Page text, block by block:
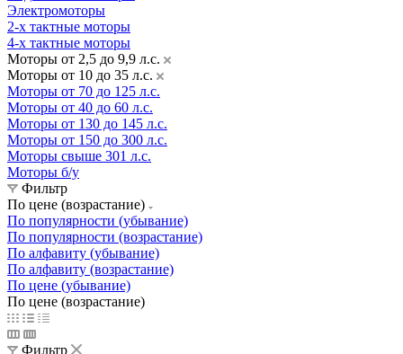
Электромоторы
2-х тактные моторы
4-х тактные моторы
Моторы от 2,5 до 9,9 л.с.
Моторы от 10 до 35 л.с.
Моторы от 70 до 125 л.с.
Моторы от 40 до 60 л.с.
Моторы от 130 до 145 л.с.
Моторы от 150 до 300 л.с.
Моторы свыше 301 л.с.
Моторы б/у
Фильтр
По цене (возрастание)
По популярности (убывание)
По популярности (возрастание)
По алфавиту (убывание)
По алфавиту (возрастание)
По цене (убывание)
По цене (возрастание)
Фильтр